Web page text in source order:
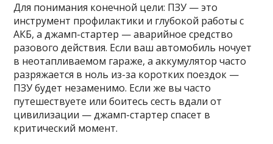
Для понимания конечной цели: ПЗУ — это
инструмент профилактики и глубокой работы с
АКБ, а джамп-стартер — аварийное средство
разового действия. Если ваш автомобиль ночует
в неотапливаемом гараже, а аккумулятор часто
разряжается в ноль из-за коротких поездок —
ПЗУ будет незаменимо. Если же вы часто
путешествуете или боитесь сесть вдали от
цивилизации — джамп-стартер спасет в
критический момент.